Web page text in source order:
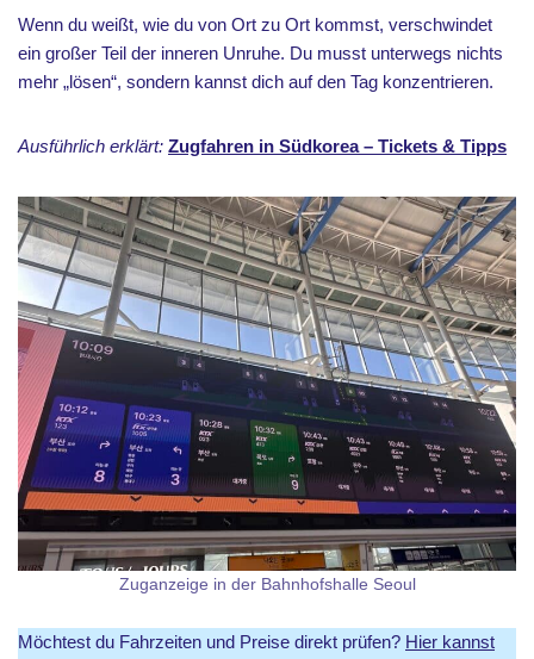
Wenn du weißt, wie du von Ort zu Ort kommst, verschwindet
ein großer Teil der inneren Unruhe. Du musst unterwegs nichts
mehr „lösen“, sondern kannst dich auf den Tag konzentrieren.
Ausführlich erklärt: Zugfahren in Südkorea – Tickets & Tipps
Zuganzeige in der Bahnhofshalle Seoul
Möchtest du Fahrzeiten und Preise direkt prüfen? Hier kannst